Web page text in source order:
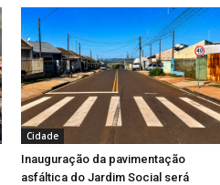
Cidade
Inauguração da pavimentação
asfáltica do Jardim Social será